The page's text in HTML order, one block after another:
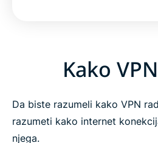
Kako
Da biste razumeli kako VPN
razumeti kako internet
njega.